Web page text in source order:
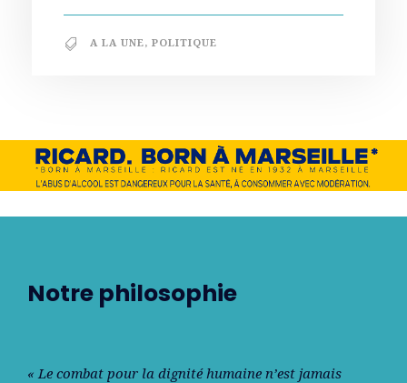
A LA UNE, POLITIQUE
Notre philosophie
« Le combat pour la dignité humaine n’est jamais